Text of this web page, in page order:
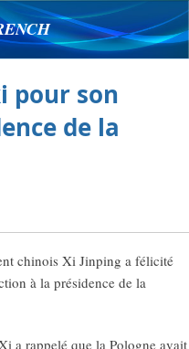
pour son
de la
chinois Xi Jinping a félicité
à la présidence de la
a rappelé que la Pologne avait